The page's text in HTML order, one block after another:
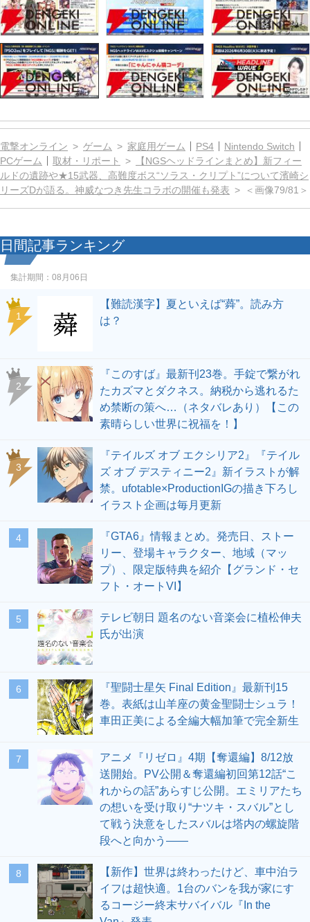
電撃オンライン ゲーム 家庭用ゲーム PS4
Nintendo Switch
PCゲーム
取材・リポート
【NGSヘッドラインまとめ】新フィー
ルドの遺跡や★15武器、高難度ボス“ソラス・クリプト”について濱崎シ
リーズDが語る。神威なつき先生コラボの開催も発表
＜画像79/81＞
日間記事ランキング
集計期間： 08月06日
1
【難読漢字】夏といえば“蕣”。読み方
は？
2
『このすば』最新刊23巻。手錠で繋がれ
たカズマとダクネス。納税から逃れるた
め禁断の策へ…（ネタバレあり）【この
素晴らしい世界に祝福を！】
3
『テイルズ オブ エクシリア2』『テイル
ズ オブ デスティニー2』新イラストが解
禁。ufotable×ProductionIGの描き下ろし
イラスト企画は毎月更新
4
『GTA6』情報まとめ。発売日、ストー
リー、登場キャラクター、地域（マッ
プ）、限定版特典を紹介【グランド・セ
フト・オートVI】
5
テレビ朝日 題名のない音楽会に植松伸夫
氏が出演
6
『聖闘士星矢 Final Edition』最新刊15
巻。表紙は山羊座の黄金聖闘士シュラ！
車田正美による全編大幅加筆で完全新生
7
アニメ『リゼロ』4期【奪還編】8/12放
送開始。PV公開＆奪還編初回第12話“こ
れからの話”あらすじ公開。エミリアたち
の想いを受け取り“ナツキ・スバル”とし
て戦う決意をしたスバルは塔内の螺旋階
段へと向かう――
8
【新作】世界は終わったけど、車中泊ラ
イフは超快適。1台のバンを我が家にす
るコージー終末サバイバル『In the